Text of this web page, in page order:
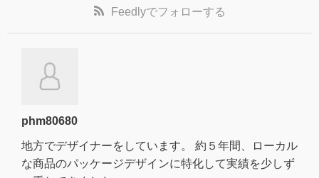
Feedlyでフォローする
phm80680
地方でデザイナーをしています。 約５年間、ローカル
な商品のパッケージデザインに特化して実績を少しず